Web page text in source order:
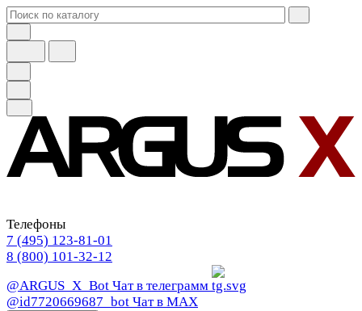
Телефоны
7 (495) 123-81-01
8 (800) 101-32-12
@ARGUS_X_Bot Чат в телеграмм
@id7720669687_bot Чат в МАХ